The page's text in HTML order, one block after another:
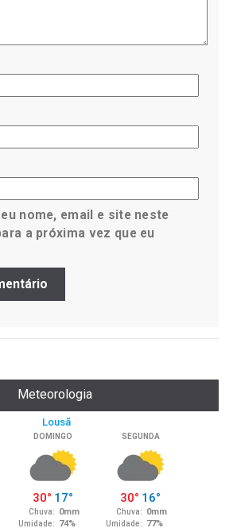
nome, email e site neste
a próxima vez que eu
Meteorologia